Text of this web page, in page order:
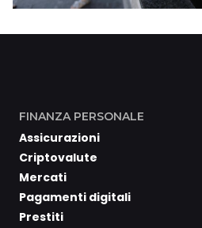
FINANZA PERSONALE
Assicurazioni
Criptovalute
Mercati
Pagamenti digitali
Prestiti